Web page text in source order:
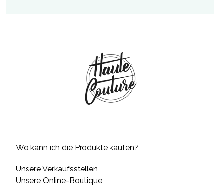
Wo kann ich die Produkte kaufen?
Unsere Verkaufsstellen
Unsere Online-Boutique